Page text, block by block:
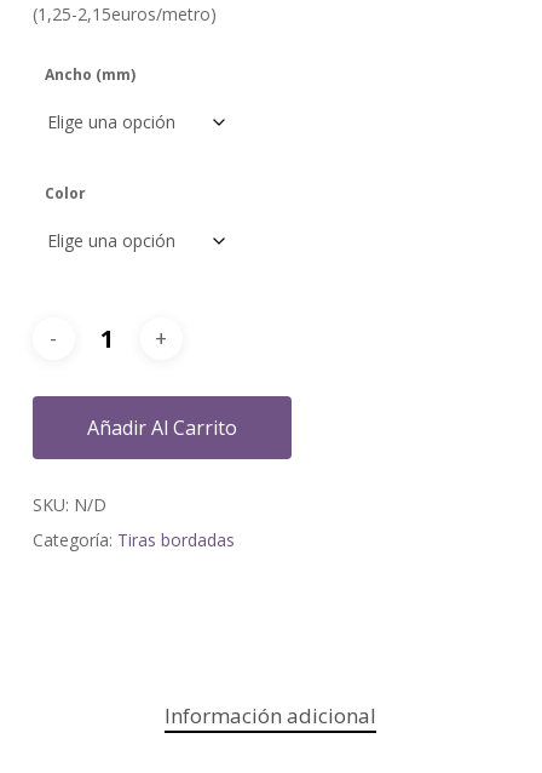
(1,25-2,15euros/metro)
Ancho (mm)
Color
Añadir Al Carrito
SKU: N/D
Categoría: Tiras bordadas
Información adicional